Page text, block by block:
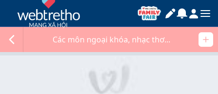
Các môn ngoại khóa, nhạc thơ...